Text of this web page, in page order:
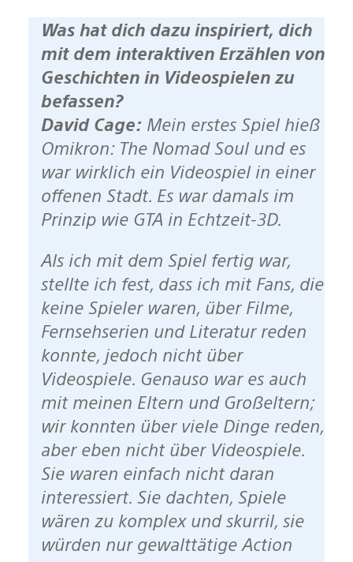
Was hat dich dazu inspiriert, dich
mit dem interaktiven Erzählen von
Geschichten in Videospielen zu
befassen?
David Cage: Mein erstes Spiel hieß
Omikron: The Nomad Soul und es
war wirklich ein Videospiel in einer
offenen Stadt. Es war damals im
Prinzip wie GTA in Echtzeit-3D.
Als ich mit dem Spiel fertig war,
stellte ich fest, dass ich mit Fans, die
keine Spieler waren, über Filme,
Fernsehserien und Literatur reden
konnte, jedoch nicht über
Videospiele. Genauso war es auch
mit meinen Eltern und Großeltern;
wir konnten über viele Dinge reden,
aber eben nicht über Videospiele.
Sie waren einfach nicht daran
interessiert. Sie dachten, Spiele
wären zu komplex und skurril, sie
würden nur gewalttätige Action